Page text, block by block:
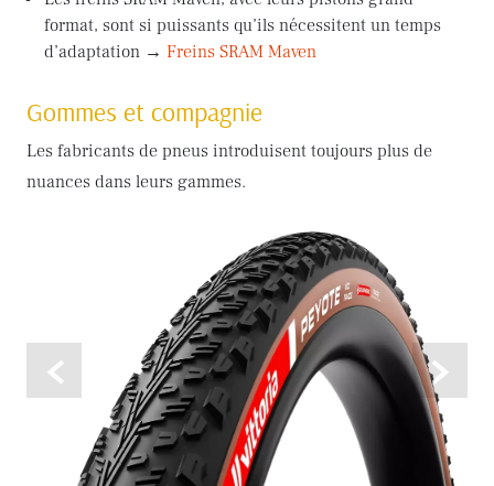
format, sont si puissants qu’ils nécessitent un temps
d’adaptation → Freins SRAM Maven
Gommes et compagnie
Les fabricants de pneus introduisent toujours plus de
nuances dans leurs gammes.
< >